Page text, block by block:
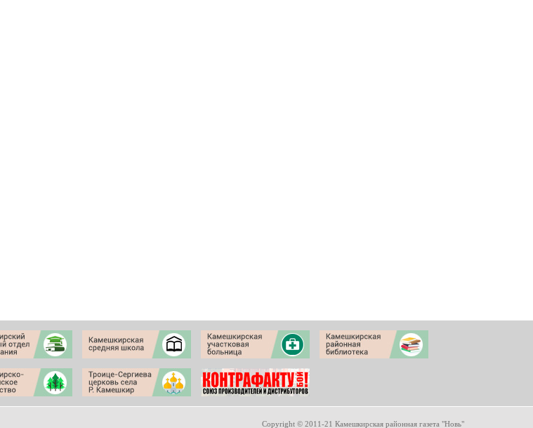
Copyright © 2011-21 Камешкирская районная газета "Новь"